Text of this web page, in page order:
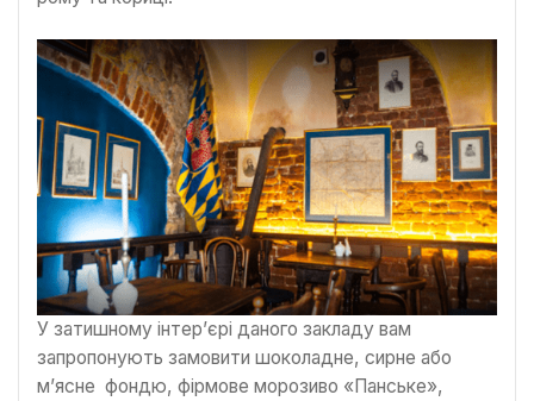
У затишному інтер’єрі даного закладу вам
запропонують замовити шоколадне, сирне або
м’ясне фондю, фірмове морозиво «Панське»,